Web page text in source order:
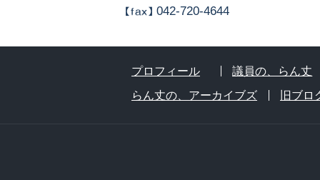
042-720-4644
プロフィール
議員の、らん丈
らん丈の、アーカイブズ
旧ブロ